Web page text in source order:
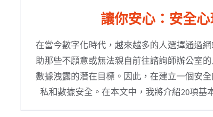
讓你安心：安全
在當今數字化時代，越來越多的人選擇通過
助那些不願意或無法親自前往諮詢師辦公室
數據洩露的潛在目標。因此，在建立一個安
私和數據安全。在本文中，我將介紹20項基